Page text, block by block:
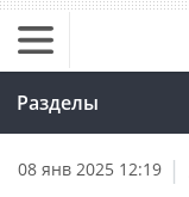
Разделы
08 янв 2025 12:19 |